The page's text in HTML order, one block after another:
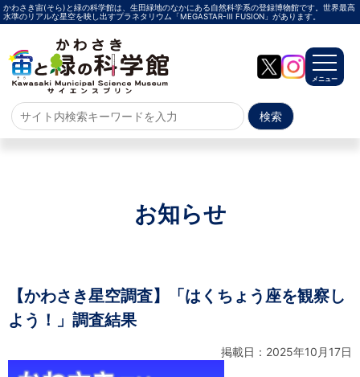
かわさき宙(そら)と緑の科学館は、生田緑地のなかにある自然科学系の登録博物館です。世界最高
水準のリアルな星空を映し出すプラネタリウム「MEGASTAR-Ⅲ FUSION」があります。
メニュー
ホーム
メガスターご紹介
投影メニュー
投影時間・料金
プラネタリウム解説員
イベント
当日参加
事前申込
その他
施設案内
自然体験
天文体験
フロア案内
屋外展示 D51形蒸気機関車
利用案内
お知らせ
【かわさき星空調査】「はくちょう座を観察し
よう！」調査結果
掲載日：2025年10月17日